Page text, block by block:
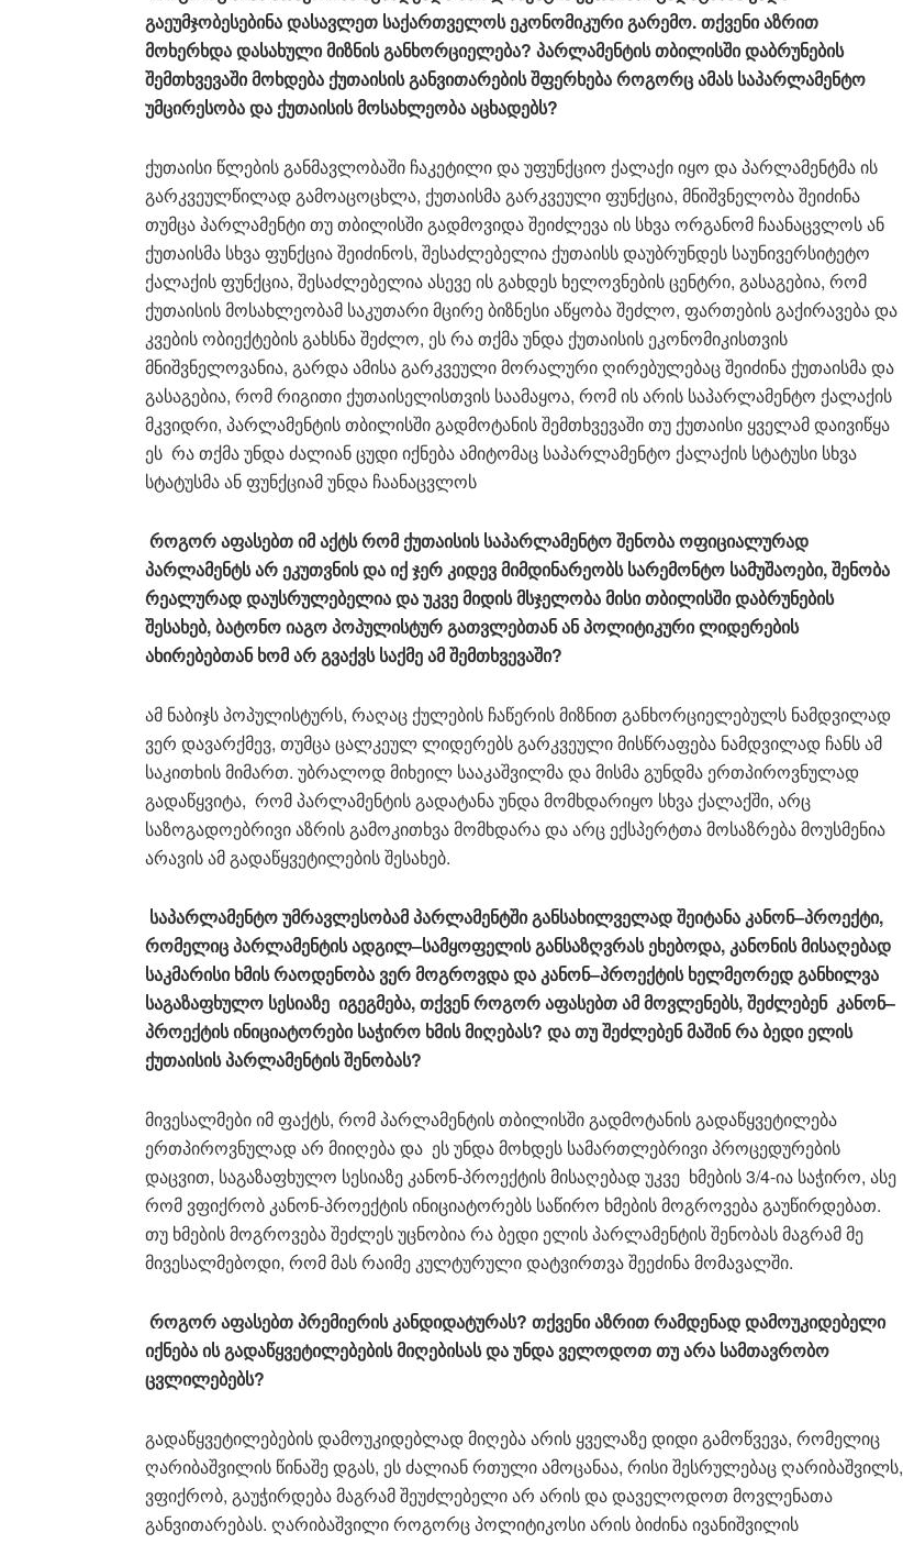
გაეუმჯობესებინადასავლეთ საქართველოსეკონომიკურიგარემო.თქვენიაზრით
მოხერხდადასახულიმიზნისგანხორციელება? პარლამენტისთბილისშიდაბრუნების
შემთხვევაშიმოხდებაქუთაისისგანვითარებისშფერხებაროგორცამას საპარლამენტო
უმცირესობადაქუთაისისმოსახლეობააცხადებს?
ქუთაისი წლების განმავლობაში ჩაკეტილი და უფუნქციო ქალაქი იყო და პარლამენტმა ის
გარკვეულწილად გამოაცოცხლა, ქუთაისმა გარკვეული ფუნქცია, მნიშვნელობა შეიძინა
თუმცა პარლამენტი თუ თბილისში გადმოვიდა შეიძლევა ის სხვა ორგანომ ჩაანაცვლოს ან
ქუთაისმა სხვა ფუნქცია შეიძინოს, შესაძლებელია ქუთაისს დაუბრუნდეს საუნივერსიტეტო
ქალაქის ფუნქცია, შესაძლებელია ასევე ის გახდეს ხელოვნების ცენტრი, გასაგებია, რომ
ქუთაისის მოსახლეობამ საკუთარი მცირე ბიზნესი აწყობა შეძლო, ფართების გაქირავება და
კვების ობიექტების გახსნა შეძლო, ეს რა თქმა უნდა ქუთაისის ეკონომიკისთვის
მნიშვნელოვანია, გარდა ამისა გარკვეული მორალური ღირებულებაც შეიძინა ქუთაისმა და
გასაგებია, რომ რიგითი ქუთაისელისთვის საამაყოა, რომ ის არის საპარლამენტო ქალაქის
მკვიდრი, პარლამენტის თბილისში გადმოტანის შემთხვევაში თუ ქუთაისი ყველამ დაივიწყა
ეს რა თქმა უნდა ძალიან ცუდი იქნება ამიტომაც საპარლამენტო ქალაქის სტატუსი სხვა
სტატუსმა ან ფუნქციამ უნდა ჩაანაცვლოს
როგორაფასებთიმაქტსრომქუთაისის საპარლამენტოშენობაოფიციალურად
პარლამენტსარეკუთვნისდაიქჯერკიდევმიმდინარეობს სარემონტო სამუშაოები,შენობა
რეალურადდაუსრულებელიადაუკვემიდისმსჯელობამისითბილისშიდაბრუნების
შესახებ,ბატონოიაგოპოპულისტურგათვლებთანანპოლიტიკურილიდერების
ახირებებთან ხომარგვაქვს საქმეამშემთხვევაში?
ამ ნაბიჯს პოპულისტურს, რაღაც ქულების ჩაწერის მიზნით განხორციელებულს ნამდვილად
ვერ დავარქმევ, თუმცა ცალკეულ ლიდერებს გარკვეული მისწრაფება ნამდვილად ჩანს ამ
საკითხის მიმართ. უბრალოდ მიხეილ სააკაშვილმა და მისმა გუნდმა ერთპიროვნულად
გადაწყვიტა, რომ პარლამენტის გადატანა უნდა მომხდარიყო სხვა ქალაქში, არც
საზოგადოებრივი აზრის გამოკითხვა მომხდარა და არც ექსპერტთა მოსაზრება მოუსმენია
არავის ამ გადაწყვეტილების შესახებ.
საპარლამენტოუმრავლესობამპარლამენტშიგანსახილველადშეიტანაკანონ–პროექტი,
რომელიცპარლამენტისადგილ–სამყოფელისგანსაზღვრასეხებოდა,კანონისმისაღებად
საკმარისი ხმისრაოდენობა ვერმოგროვდადაკანონ–პროექტის ხელმეორედგანხილვა
საგაზაფხულო სესიაზე იგეგმება,თქვენროგორაფასებთამმოვლენებს,შეძლებენ კანონ–
პროექტისინიციატორები საჭირო ხმისმიღებას? დათუშეძლებენმაშინრაბედიელის
ქუთაისისპარლამენტისშენობას?
მივესალმები იმ ფაქტს, რომ პარლამენტის თბილისში გადმოტანის გადაწყვეტილება
ერთპიროვნულად არ მიიღება და ეს უნდა მოხდეს სამართლებრივი პროცედურების
დაცვით, საგაზაფხულო სესიაზე კანონ-პროექტის მისაღებად უკვე ხმების 3/4-ია საჭირო, ასე
რომ ვფიქრობ კანონ-პროექტის ინიციატორებს საწირო ხმების მოგროვება გაუწირდებათ.
თუ ხმების მოგროვება შეძლეს უცნობია რა ბედი ელის პარლამენტის შენობას მაგრამ მე
მივესალმებოდი, რომ მას რაიმე კულტურული დატვირთვა შეეძინა მომავალში.
როგორაფასებთპრემიერისკანდიდატურას? თქვენიაზრითრამდენადდამოუკიდებელი
იქნებაისგადაწყვეტილებებისმიღებისასდაუნდა ველოდოთთუარა სამთავრობო
ცვლილებებს?
გადაწყვეტილებების დამოუკიდებლად მიღება არის ყველაზე დიდი გამოწვევა, რომელიც
ღარიბაშვილის წინაშე დგას, ეს ძალიან რთული ამოცანაა, რისი შესრულებაც ღარიბაშვილს,
ვფიქრობ, გაუჭირდება მაგრამ შეუძლებელი არ არის და დაველოდოთ მოვლენათა
განვითარებას. ღარიბაშვილი როგორც პოლიტიკოსი არის ბიძინა ივანიშვილის